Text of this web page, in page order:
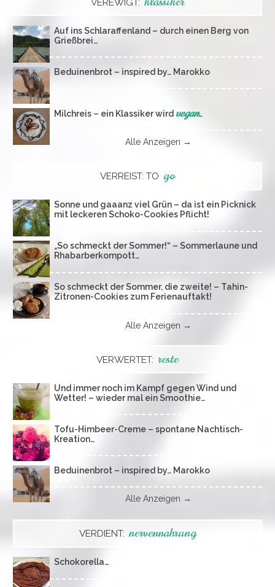
VEREWIGT:
Auf ins Schlaraffenland – durch einen Berg von
Grießbrei…
Beduinenbrot – inspired by… Marokko
Milchreis – ein Klassiker wird vegan…
Alle Anzeigen →
VERREIST: TO go
Sonne und gaaanz viel Grün – da ist ein Picknick
mit leckeren Schoko-Cookies Pflicht!
„So schmeckt der Sommer!“ – Sommerlaune und
Rhabarberkompott…
So schmeckt der Sommer, die zweite! – Tahin-
Zitronen-Cookies zum Ferienauftakt!
Alle Anzeigen →
VERWERTET: reste
Und immer noch im Kampf gegen Wind und
Wetter! – wieder mal ein Smoothie…
Tofu-Himbeer-Creme – spontane Nachtisch-
Kreation…
Beduinenbrot – inspired by… Marokko
Alle Anzeigen →
VERDIENT: nervennahrung
Schokorella…